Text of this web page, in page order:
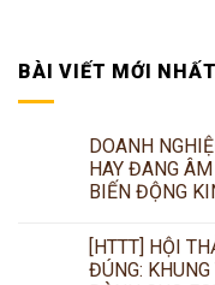
BÀI VIẾT MỚI NHẤT
DOANH
HAY ĐANG
BIẾN ĐỘNG
[HTTT] HỘI
ĐÚNG: